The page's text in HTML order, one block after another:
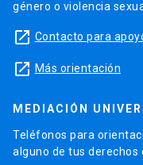
género o violencia
launch Contacto para
launch Más orientación
MEDIACIÓN
Teléfonos para
alguno de tus derechos